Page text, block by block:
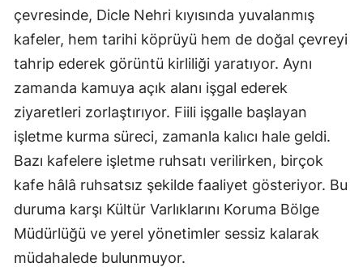
çevresinde, Dicle Nehri kıyısında yuvalanmış
kafeler, hem tarihi köprüyü hem de doğal çevreyi
tahrip ederek görüntü kirliliği yaratıyor. Aynı
zamanda kamuya açık alanı işgal ederek
ziyaretleri zorlaştırıyor. Fiili işgalle başlayan
işletme kurma süreci, zamanla kalıcı hale geldi.
Bazı kafelere işletme ruhsatı verilirken, birçok
kafe hâlâ ruhsatsız şekilde faaliyet gösteriyor. Bu
duruma karşı Kültür Varlıklarını Koruma Bölge
Müdürlüğü ve yerel yönetimler sessiz kalarak
müdahalede bulunmuyor.